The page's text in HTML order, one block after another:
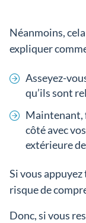
Néanmoins,
expliquer
Asseyez-
qu’ils sont
Maintenant,
côté avec
extérieure
Si vous
risque de
Donc, si vous